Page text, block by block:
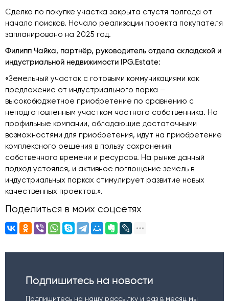
Сделка по покупке участка закрыта спустя полгода от
начала поисков. Начало реализации проекта покупателя
запланировано на 2025 год.
Филипп Чайка, партнёр, руководитель отдела складской и
индустриальной недвижимости IPG.Estate:
«Земельный участок с готовыми коммуникациями как
предложение от индустриального парка –
высокобюджетное приобретение по сравнению с
неподготовленным участком частного собственника. Но
профильные компании, обладающие достаточными
возможностями для приобретения, идут на приобретение
комплексного решения в пользу сохранения
собственного времени и ресурсов. На рынке данный
подход устоялся, и активное поглощение земель в
индустриальных парках стимулирует развитие новых
качественных проектов.».
Поделиться в моих соцсетях
Подпишитесь на новости
Подпишитесь на нашу рассылку и раз в месяц мы